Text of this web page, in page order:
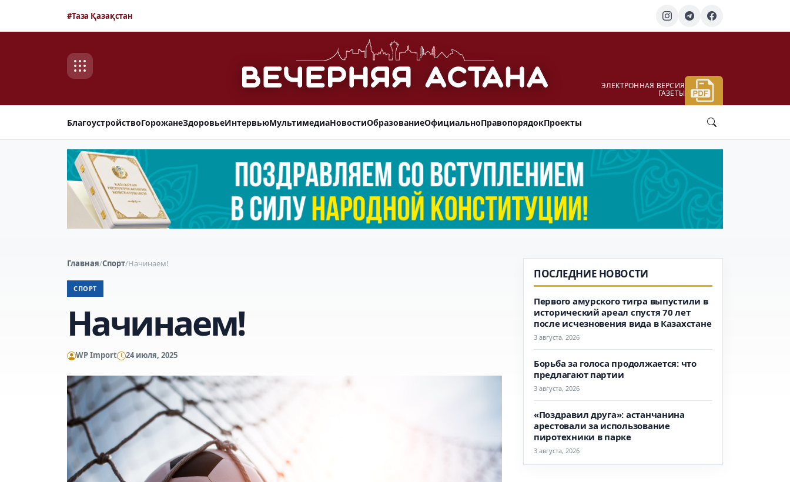
#Таза Қазақстан
ЭЛЕКТРОННАЯ ВЕРСИЯ
ГАЗЕТЫ
БлагоустройствоГорожанеЗдоровьеИнтервьюМультимедиаНовостиОбразованиеОфициальноПравопорядокПроекты
Главная/Спорт/Начинаем!
СПОРТ
Начинаем!
WP Import 24 июля, 2025
ПОСЛЕДНИЕ НОВОСТИ
Первого амурского тигра выпустили в
исторический ареал спустя 70 лет
после исчезновения вида в Казахстане
3 августа, 2026
Борьба за голоса продолжается: что
предлагают партии
3 августа, 2026
«Поздравил друга»: астанчанина
арестовали за использование
пиротехники в парке
3 августа, 2026